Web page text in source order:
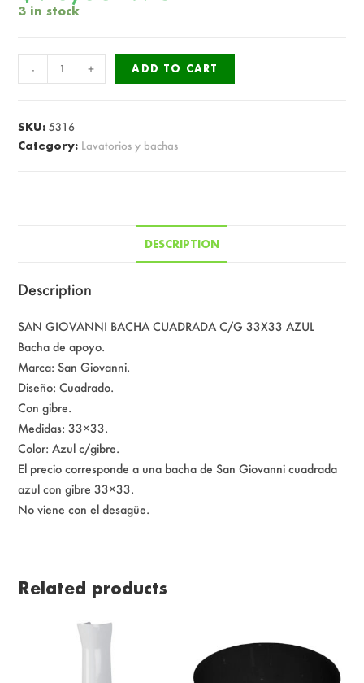
3 in stock
GIOVANNI
CUADRADA
C/G
- + ADD TO CART
SKU:5316
Category: Lavatorios y bachas
DESCRIPTION
Description
SAN GIOVANNI BACHA CUADRADA C/G 33X33 AZUL
Bacha de apoyo.
Marca: San Giovanni.
Diseño: Cuadrado.
Con gibre.
Medidas: 33×33.
Color: Azul c/gibre.
El precio corresponde a una bacha de San Giovanni cuadrada
azul con gibre 33×33.
No viene con el desagüe.
Related products